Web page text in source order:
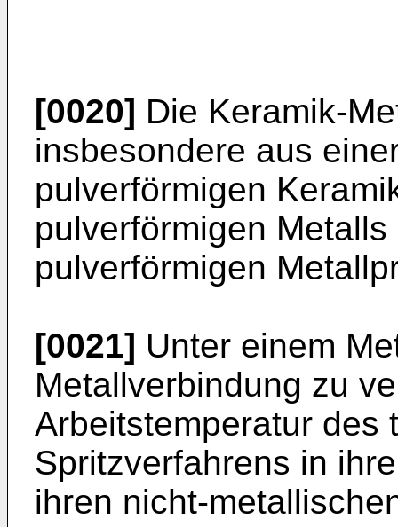
[0020] Die Keramik-
insbesondere aus
pulverförmigen
pulverförmigen
pulverförmigen
[0021] Unter einem
Metallverbindung zu
Arbeitstemperatur des
Spritzverfahrens in
ihren nicht-